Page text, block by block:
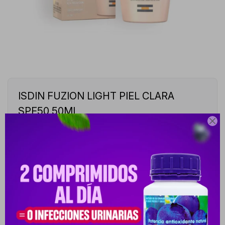

ISDIN FUZION LIGHT PIEL CLARA
SPF50 50ML
10031065-10031065
ISDIN FOTOPROTECTOR FUSION WATER COLOR LIGHT (PIEL
Este artículo está agotado.